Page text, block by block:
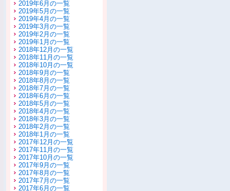
2019年6月の一覧
2019年5月の一覧
2019年4月の一覧
2019年3月の一覧
2019年2月の一覧
2019年1月の一覧
2018年12月の一覧
2018年11月の一覧
2018年10月の一覧
2018年9月の一覧
2018年8月の一覧
2018年7月の一覧
2018年6月の一覧
2018年5月の一覧
2018年4月の一覧
2018年3月の一覧
2018年2月の一覧
2018年1月の一覧
2017年12月の一覧
2017年11月の一覧
2017年10月の一覧
2017年9月の一覧
2017年8月の一覧
2017年7月の一覧
2017年6月の一覧